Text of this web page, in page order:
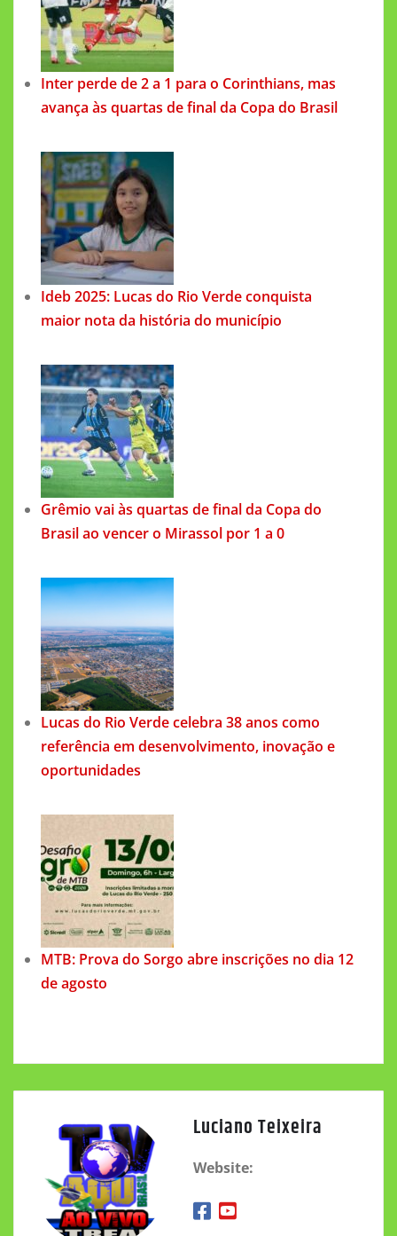
Inter perde de 2 a 1 para o Corinthians, mas
avança às quartas de final da Copa do Brasil
Ideb 2025: Lucas do Rio Verde conquista
maior nota da história do município
Grêmio vai às quartas de final da Copa do
Brasil ao vencer o Mirassol por 1 a 0
Lucas do Rio Verde celebra 38 anos como
referência em desenvolvimento, inovação e
oportunidades
MTB: Prova do Sorgo abre inscrições no dia 12
de agosto
Luciano Teixeira
Website: